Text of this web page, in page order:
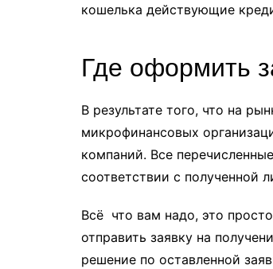
кошелька действующие
Где оформить
В результате того, что на
микрофинансовых
компаний. Все
соответствии с полученной
Всё что вам надо, это
отправить заявку на
решение по оставленной